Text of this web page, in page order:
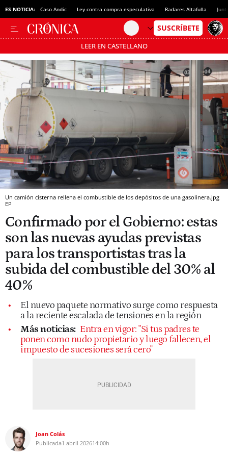
ES NOTICIA: Caso Andic Ley contra compra especulativa Radares Altafulla
LEER EN CASTELLANO
Pásate al MODO AHORRO
Un camión cisterna rellena el combustible de los depósitos de una gasolinera.jpg
EP
Confirmado por el Gobierno: estas
son las nuevas ayudas previstas
para los transportistas tras la
subida del combustible del 30% al
40%
El nuevo paquete normativo surge como respuesta
a la reciente escalada de tensiones en la región
Más noticias: Entra en vigor: "Si tus padres te
ponen como nudo propietario y luego fallecen, el
impuesto de sucesiones será cero"
Joan Colás
Publicada1 abril 202614:00h